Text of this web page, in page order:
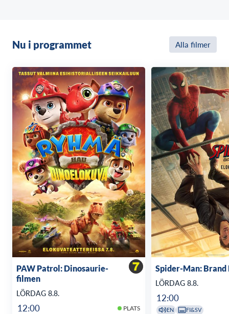
Nu i programmet Alla filmer
PAW Patrol: Dinosaurie-
filmen
LÖRDAG 8.8.
12:00 PLATS
Spider-Man: Brand
LÖRDAG 8.8.
12:00
EN FI&SV